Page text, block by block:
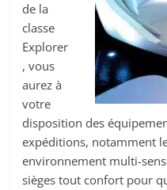
de la
classe
Explorer
, vous
aurez à
votre
disposition des
expéditions, notamment
environnement multi-
sièges tout confort pour